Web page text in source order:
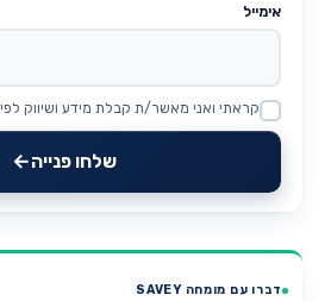
אימייל
Website
קראתי ואני מאשר/ת קבלת מידע ושיווק לפי
שלחו פנייה
דברו עם מומחה SAVEY